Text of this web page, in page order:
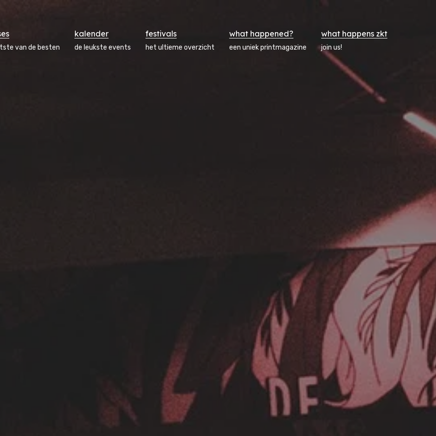
van de besten
kalender
de leukste events
festivals
het ultieme overzicht
what happened?
een uniek printmagazine
what happens zkt
join us!